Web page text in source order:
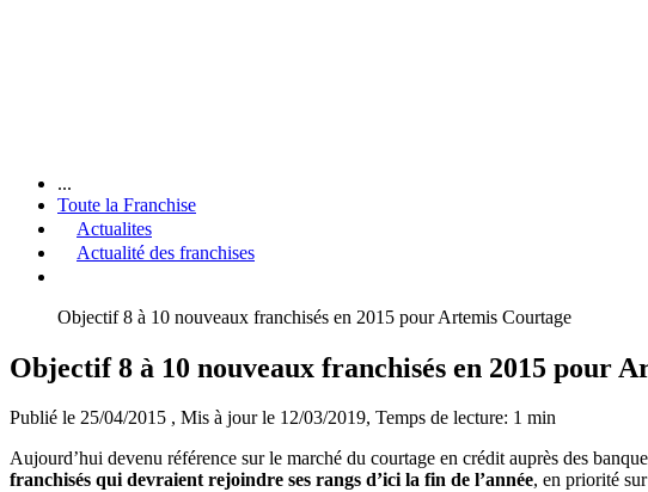
...
Toute la Franchise
Actualites
Actualité des franchises
Objectif 8 à 10 nouveaux franchisés en 2015 pour Artemis Courtage
Objectif 8 à 10 nouveaux franchisés en 2015 pour
Publié le 25/04/2015 , Mis à jour le 12/03/2019, Temps de lecture: 1 min
Aujourd’hui devenu référence sur le marché du courtage en crédit auprès des
franchisés qui devraient rejoindre ses rangs d’ici la fin de l’année, en priorité